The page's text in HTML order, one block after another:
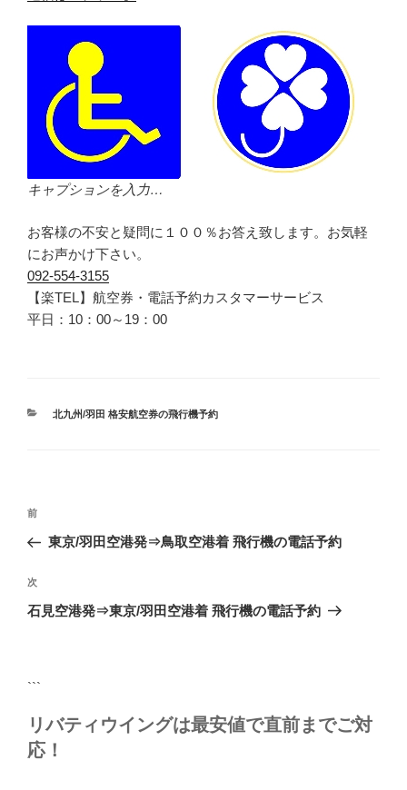
キャプションを入力…
お客様の不安と疑問に１００％お答え致します。お気軽
にお声かけ下さい。
092-554-3155
【楽TEL】航空券・電話予約カスタマーサービス
平日：10：00～19：00
カ
北九州/羽田 格安航空券の飛行機予約
投
ナ
ビ
ゲ
ョ
前
の
稿
前
東京/羽田空港発⇒鳥取空港着 飛行機の電話予約
次
の
次
石見空港発⇒東京/羽田空港着 飛行機の電話予約
```
リバティウイングは最安値で直前までご対
応！